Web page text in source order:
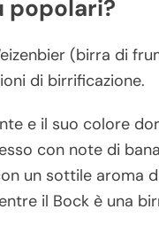
popolari?
(birra di
di birrificazione.
e il suo colore
con note di
un sottile aroma
il Bock è una